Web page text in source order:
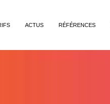
ACTUS RÉFÉRENCES